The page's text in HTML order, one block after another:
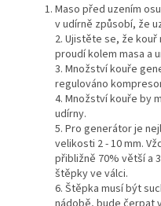
Maso před uzením
v udírně způsobí, že
2. Ujistěte se, že
proudí kolem masa a
3. Množství kouře
regulováno
4. Množství kouře by
udírny.
5. Pro generátor je
velikosti 2 - 10 mm.
přibližně 70% větší a
štěpky ve válci.
6. Štěpka musí být